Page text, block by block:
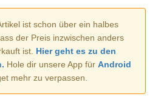
ist schon über ein halbes
der Preis inzwischen anders
ist. Hier geht es zu den
Hole dir unsere App für Android
mehr zu verpassen.